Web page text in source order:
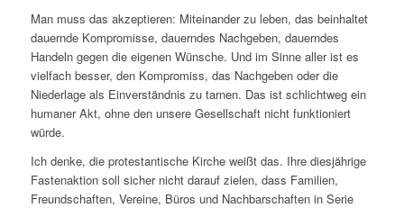
Man muss das akzeptieren: Miteinander zu leben, das beinhaltet
dauernde Kompromisse, dauerndes Nachgeben, dauerndes
Handeln gegen die eigenen Wünsche. Und im Sinne aller ist es
vielfach besser, den Kompromiss, das Nachgeben oder die
Niederlage als Einverständnis zu tarnen. Das ist schlichtweg ein
humaner Akt, ohne den unsere Gesellschaft nicht funktioniert
würde.
Ich denke, die protestantische Kirche weißt das. Ihre diesjährige
Fastenaktion soll sicher nicht darauf zielen, dass Familien,
Freundschaften, Vereine, Büros und Nachbarschaften in Serie